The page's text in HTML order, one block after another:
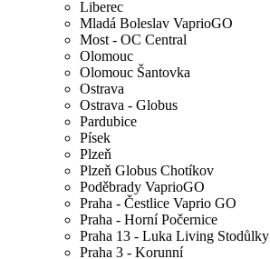
Liberec
Mladá Boleslav VaprioGO
Most - OC Central
Olomouc
Olomouc Šantovka
Ostrava
Ostrava - Globus
Pardubice
Písek
Plzeň
Plzeň Globus Chotíkov
Poděbrady VaprioGO
Praha - Čestlice Vaprio GO
Praha - Horní Počernice
Praha 13 - Luka Living Stodůlky
Praha 3 - Korunní